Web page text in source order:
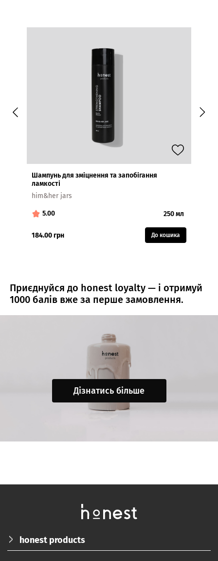
Шампунь для зміцнення та запобігання
ламкості
him&her jars
5.00
184.00 грн
250 мл
До кошика
Приєднуйся до honest loyalty — і отримуй
1000 балів вже за перше замовлення.
Дізнатись більше
honest products